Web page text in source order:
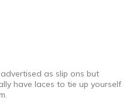
as slip ons but
have laces to tie up yourself